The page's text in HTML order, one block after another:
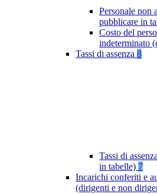
Personale non
pubblicare in
Costo del
indeterminato
Tassi di assenza 8
Tassi di
in tabelle) 7
Incarichi conferiti e
(dirigenti e non